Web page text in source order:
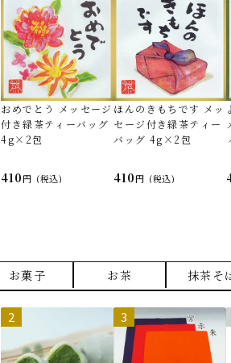
おめでとう メッセージ
付き緑茶ティーバッグ
4g×2包
410 (税込)
ほんのきもちです メッ
セージ付き緑茶ティー
バッグ 4g×2包
410 (税込)
お菓子 お茶 抹茶そ